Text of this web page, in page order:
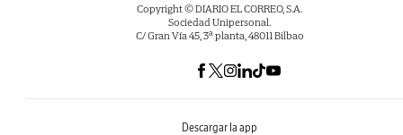
Copyright © DIARIO EL CORREO, S.A.
Sociedad Unipersonal.
C/ Gran Vía 45, 3ª planta, 48011 Bilbao
Descargar la app